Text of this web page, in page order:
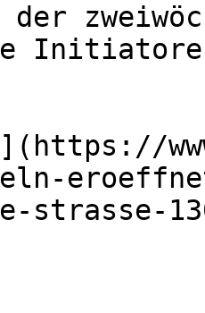
der
strasse-